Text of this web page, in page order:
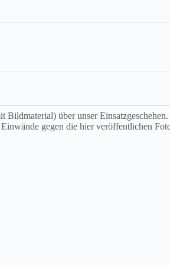
über unser
gegen die hier veröffentlichen